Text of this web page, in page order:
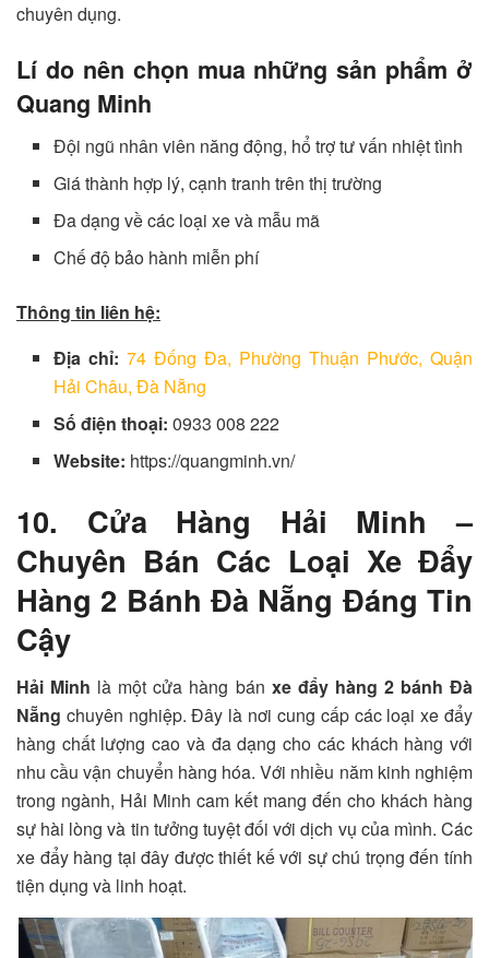
chuyên dụng.
Lí do nên chọn mua những sản phẩm ở
Quang Minh
Đội ngũ nhân viên năng động, hổ trợ tư vấn nhiệt tình
Giá thành hợp lý, cạnh tranh trên thị trường
Đa dạng về các loại xe và mẫu mã
Chế độ bảo hành miễn phí
Thông tin liên hệ:
Địa chỉ: 74 Đống Đa, Phường Thuận Phước, Quận
Hải Châu, Đà Nẵng
Số điện thoại:0933 008 222
Website: https://quangminh.vn/
10. Cửa Hàng Hải Minh –
Chuyên Bán Các Loại Xe Đẩy
Hàng 2 Bánh Đà Nẵng Đáng Tin
Cậy
Hải Minh là một cửa hàng bán xe đẩy hàng 2 bánh Đà
Nẵng chuyên nghiệp. Đây là nơi cung cấp các loại xe đẩy
hàng chất lượng cao và đa dạng cho các khách hàng với
nhu cầu vận chuyển hàng hóa. Với nhiều năm kinh nghiệm
trong ngành, Hải Minh cam kết mang đến cho khách hàng
sự hài lòng và tin tưởng tuyệt đối với dịch vụ của mình. Các
xe đẩy hàng tại đây được thiết kế với sự chú trọng đến tính
tiện dụng và linh hoạt.